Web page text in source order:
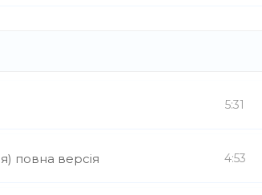
5:31
повна версія 4:53